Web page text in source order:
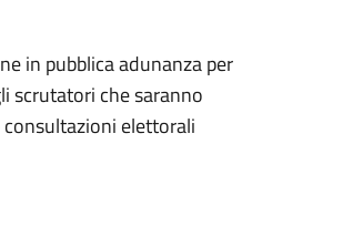
in pubblica adunanza per
scrutatori che saranno
elettorali